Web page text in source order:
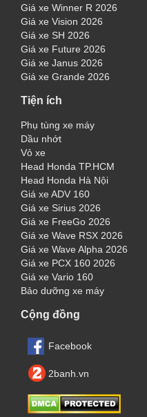
Giá xe Winner R 2026
Giá xe Vision 2026
Giá xe SH 2026
Giá xe Future 2026
Giá xe Janus 2026
Giá xe Grande 2026
Tiện ích
Phụ tùng xe máy
Dầu nhớt
Vỏ xe
Head Honda TP.HCM
Head Honda Hà Nội
Giá xe ADV 160
Giá xe Sirius 2026
Giá xe FreeGo 2026
Giá xe Wave RSX 2026
Giá xe Wave Alpha 2026
Giá xe PCX 160 2026
Giá xe Vario 160
Bảo dưỡng xe máy
Cộng đồng
Facebook
2banh.vn